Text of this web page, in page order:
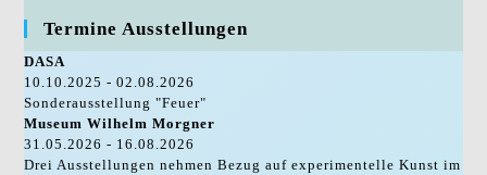
Termine Ausstellungen
DASA
10.10.2025 - 02.08.2026
Sonderausstellung "Feuer"
Museum Wilhelm Morgner
31.05.2026 - 16.08.2026
Drei Ausstellungen nehmen Bezug auf experimentelle Kunst im